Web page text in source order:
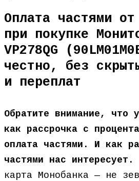
Оплата частями
при покупке
VP278QG
честно, без
и переплат
Обратите внимание, что
как рассрочка с
оплата частями. И как
частями нас интересует.
карта Монобанка — не